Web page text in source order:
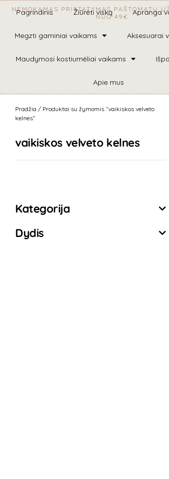
NEMOKAMAS PRISTATYMAS PAŠTOMATU
NUO 49€
Pagrindinis Žiūrėti viską Apranga
Megzti gaminiai vaikams Aksesuarai
Maudymosi kostiumėliai vaikams
Apie mus
Pradžia / Produktai su žymomis “vaikiskos velveto
kelnes”
vaikiskos velveto kelnes
Kategorija
Dydis